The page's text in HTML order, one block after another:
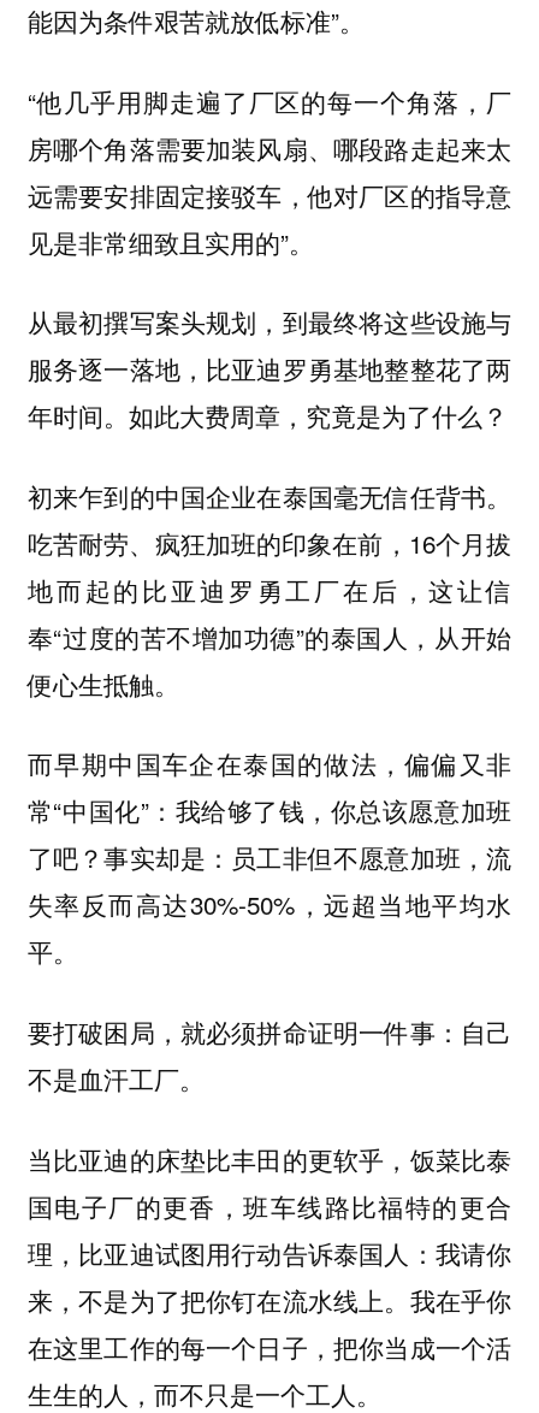
能因为条件艰苦就放低标准”。
“他几乎用脚走遍了厂区的每一个角落，厂
房哪个角落需要加装风扇、哪段路走起来太
远需要安排固定接驳车，他对厂区的指导意
见是非常细致且实用的”。
从最初撰写案头规划，到最终将这些设施与
服务逐一落地，比亚迪罗勇基地整整花了两
年时间。如此大费周章，究竟是为了什么？
初来乍到的中国企业在泰国毫无信任背书。
吃苦耐劳、疯狂加班的印象在前，16个月拔
地而起的比亚迪罗勇工厂在后，这让信
奉“过度的苦不增加功德”的泰国人，从开始
便心生抵触。
而早期中国车企在泰国的做法，偏偏又非
常“中国化”：我给够了钱，你总该愿意加班
了吧？事实却是：员工非但不愿意加班，流
失率反而高达30%-50%，远超当地平均水
平。
要打破困局，就必须拼命证明一件事：自己
不是血汗工厂。
当比亚迪的床垫比丰田的更软乎，饭菜比泰
国电子厂的更香，班车线路比福特的更合
理，比亚迪试图用行动告诉泰国人：我请你
来，不是为了把你钉在流水线上。我在乎你
在这里工作的每一个日子，把你当成一个活
生生的人，而不只是一个工人。